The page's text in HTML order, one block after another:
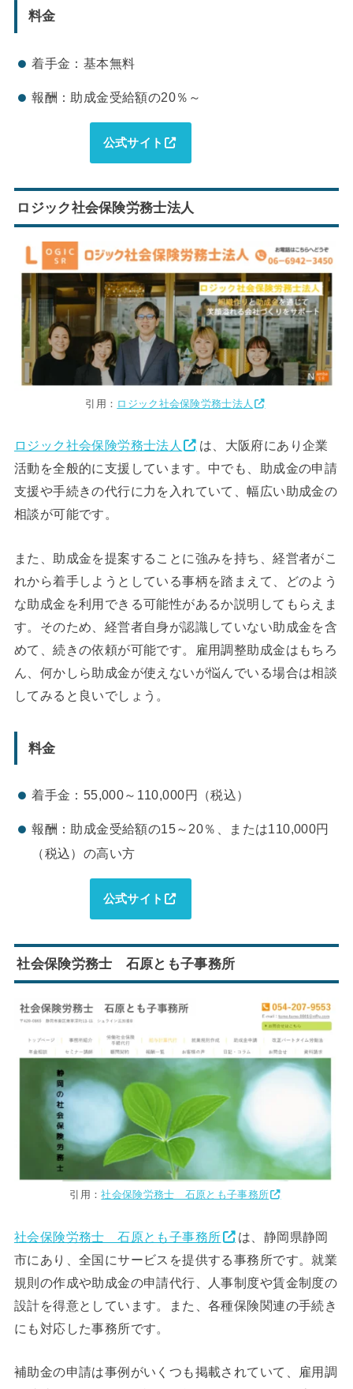
料金
着手金：基本無料
報酬：助成金受給額の20％～
公式サイト
ロジック社会保険労務士法人
引用： ロジック社会保険労務士法人
ロジック社会保険労務士法人
は、大阪府にあり企業
活動を全般的に支援しています。中でも、助成金の申請
支援や手続きの代行に力を入れていて、幅広い助成金の
相談が可能です。
また、助成金を提案することに強みを持ち、経営者がこ
れから着手しようとしている事柄を踏まえて、どのよう
な助成金を利用できる可能性があるか説明してもらえま
す。そのため、経営者自身が認識していない助成金を含
めて、続きの依頼が可能です。雇用調整助成金はもちろ
ん、何かしら助成金が使えないが悩んでいる場合は相談
してみると良いでしょう。
料金
着手金：55,000～110,000円（税込）
報酬：助成金受給額の15～20％、または110,000円
（税込）の高い方
公式サイト
社会保険労務士 石原とも子事務所
引用：社会保険労務士 石原とも子事務所
社会保険労務士 石原とも子事務所
は、静岡県静岡
市にあり、全国にサービスを提供する事務所です。就業
規則の作成や助成金の申請代行、人事制度や賃金制度の
設計を得意としています。また、各種保険関連の手続き
にも対応した事務所です。
補助金の申請は事例がいくつも掲載されていて、雇用調